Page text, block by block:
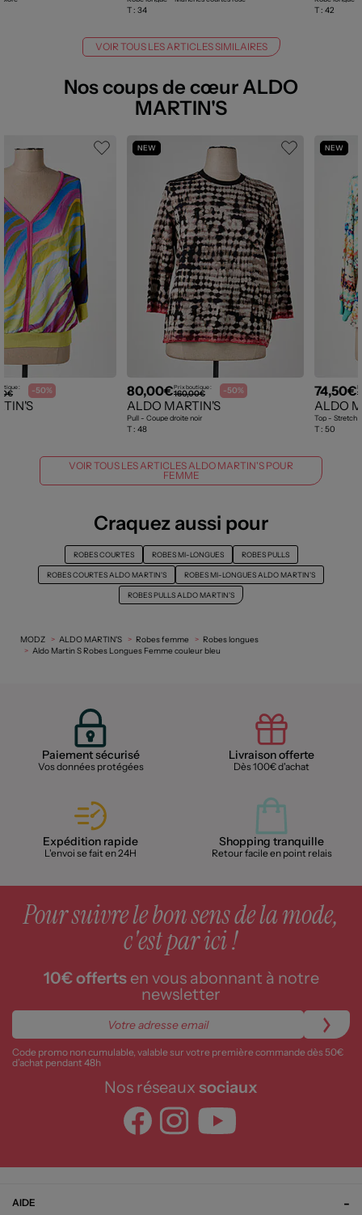
T : 34 T : 42
VOIR TOUS LES ARTICLES SIMILAIRES
Nos coups de cœur ALDO
MARTIN'S
: -50%
NEW
80,00€Prix boutique :
160,00€ -50%
ALDO MARTIN'S
Pull - Coupe droite noir
T : 48
NEW
74,50€
ALDO
Top - Stretch
T : 50
VOIR TOUS LES ARTICLES ALDO MARTIN'S POUR
FEMME
Craquez aussi pour
ROBES COURTES ROBES MI-LONGUES ROBES PULLS
ROBES COURTES ALDO MARTIN'S ROBES MI-LONGUES ALDO MARTIN'S
ROBES PULLS ALDO MARTIN'S
MODZ ALDO MARTIN'S Robes femme
Robes longues
Aldo Martin S Robes Longues Femme couleur bleu
Paiement sécurisé
Vos données protégées
Livraison offerte
Dès 100€ d'achat
Expédition rapide
L'envoi se fait en 24H
Shopping tranquille
Retour facile en point relais
Pour suivre le bon sens de la mode,
c'est par ici !
10€ offertsen vous abonnant à notre
newsletter
Code promo non cumulable, valable sur votre première commande dès 50€
d’achat pendant 48h
Nos réseaux sociaux
AIDE